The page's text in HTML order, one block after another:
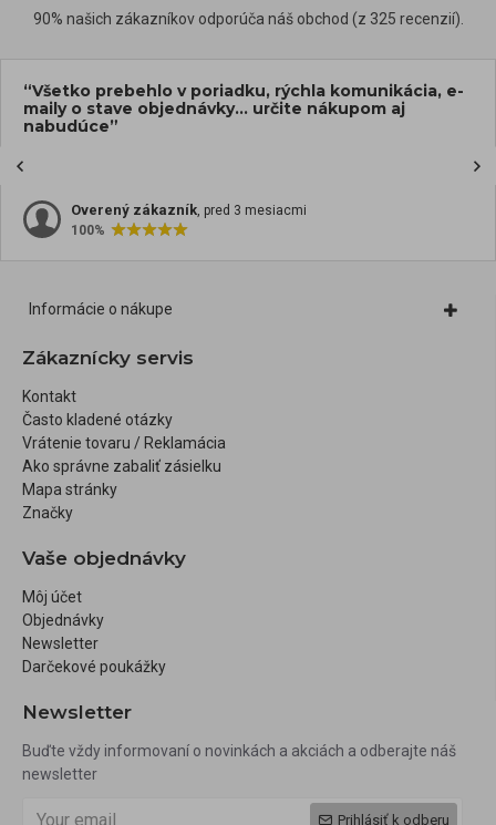
90% našich zákazníkov odporúča náš obchod (z 325 recenzií).
“Všetko prebehlo v poriadku, rýchla komunikácia, e-
maily o stave objednávky... určite nákupom aj
nabudúce”
Overený zákazník, pred 3 mesiacmi
100%
Informácie o nákupe
Zákaznícky servis
Kontakt
Často kladené otázky
Vrátenie tovaru / Reklamácia
Ako správne zabaliť zásielku
Mapa stránky
Značky
Vaše objednávky
Môj účet
Objednávky
Newsletter
Darčekové poukážky
Newsletter
Buďte vždy informovaní o novinkách a akciách a odberajte náš
newsletter
Prihlásiť k odberu